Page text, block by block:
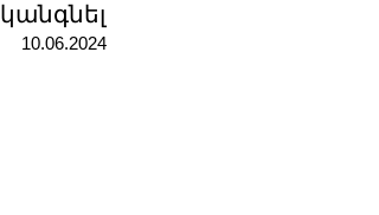
կանգնել
10.06.2024